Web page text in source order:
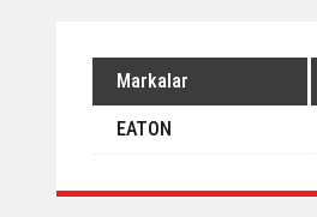
Markalar
EATON